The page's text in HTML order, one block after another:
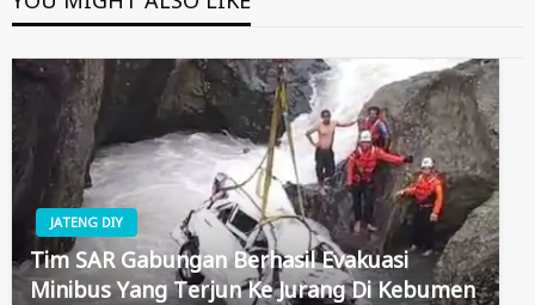
JATENG DIY
Tim SAR Gabungan Berhasil Evakuasi
Minibus Yang Terjun Ke Jurang Di Kebumen